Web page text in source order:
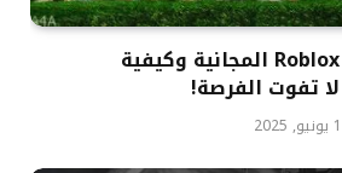
قائمة أكواد Roblox المجانية وكيفية
تفوت الفرصة!